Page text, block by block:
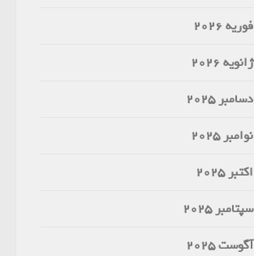
فوریه 2026
ژانویه 2026
دسامبر 2025
نوامبر 2025
اکتبر 2025
سپتامبر 2025
آگوست 2025